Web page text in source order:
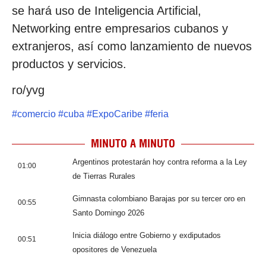
se hará uso de Inteligencia Artificial,
Networking entre empresarios cubanos y
extranjeros, así como lanzamiento de nuevos
productos y servicios.
ro/yvg
#comercio #cuba #ExpoCaribe #feria
MINUTO A MINUTO
01:00
Argentinos protestarán hoy contra reforma a la Ley
de Tierras Rurales
00:55
Gimnasta colombiano Barajas por su tercer oro en
Santo Domingo 2026
00:51
Inicia diálogo entre Gobierno y exdiputados
opositores de Venezuela